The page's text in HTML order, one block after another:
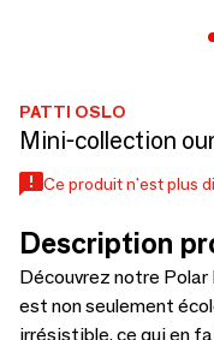
PATTI OSLO
Mini-collection
Ce produit n'est plus
Description
Découvrez notre
est non seulement
irrésistible, ce qui en